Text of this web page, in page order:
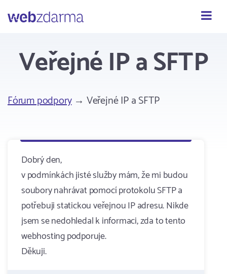
Webzdarma
Veřejné IP a SFTP
Fórum podpory→ Veřejné IP a SFTP
Dobrý den,
v podmínkách jisté služby mám, že mi budou
soubory nahrávat pomocí protokolu SFTP a
potřebuji statickou veřejnou IP adresu. Nikde
jsem se nedohledal k informaci, zda to tento
webhosting podporuje.
Děkuji.